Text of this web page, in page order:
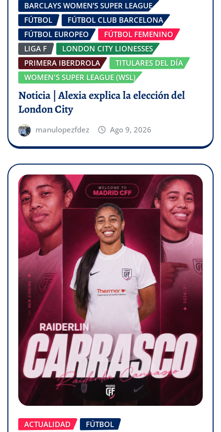
BARCLAYS WOMEN’S SUPER LEAGUE
FÚTBOL
FÚTBOL CLUB BARCELONA
FÚTBOL EUROPEO
FÚTBOL FEMENINO
LIGA F
LONDON CITY LIONESSES
PRIMERA IBERDROLA
TITULARES DEL DÍA
WOMEN'S SUPER LEAGUE (WSL)
Noticia | Alexia explica la elección del
London City
manulopezfdez Ago 9, 2026
ACTUALIDAD
FÚTBOL